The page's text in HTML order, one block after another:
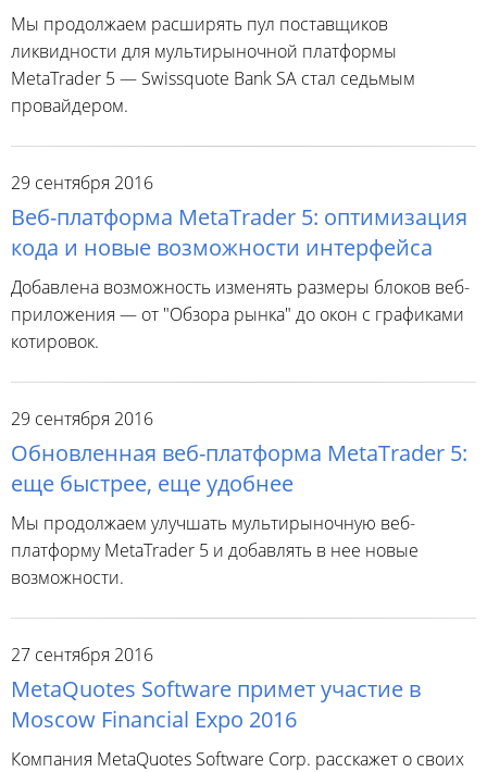
Мы продолжаем расширять пул поставщиков
ликвидности для мультирыночной платформы
MetaTrader 5 — Swissquote Bank SA стал седьмым
провайдером.
29 сентября 2016
Веб-платформа MetaTrader 5: оптимизация
кода и новые возможности интерфейса
Добавлена возможность изменять размеры блоков веб-
приложения — от "Обзора рынка" до окон с графиками
котировок.
29 сентября 2016
Обновленная веб-платформа MetaTrader 5:
еще быстрее, еще удобнее
Мы продолжаем улучшать мультирыночную веб-
платформу MetaTrader 5 и добавлять в нее новые
возможности.
27 сентября 2016
MetaQuotes Software примет участие в
Moscow Financial Expo 2016
Компания MetaQuotes Software Corp. расскажет о своих